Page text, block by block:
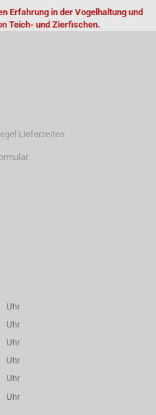
Erfahrung in der Vogelhaltung und
Teich- und Zierfischen.
Lieferzeiten
Uhr
Uhr
Uhr
Uhr
Uhr
Uhr